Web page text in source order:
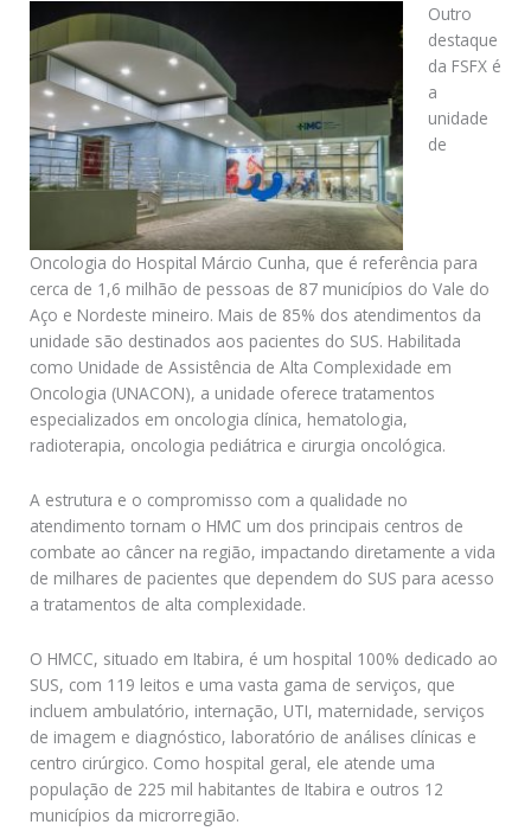
Outro
destaque
da FSFX é
a
unidade
de
Oncologia do Hospital Márcio Cunha, que é referência para
cerca de 1,6 milhão de pessoas de 87 municípios do Vale do
Aço e Nordeste mineiro. Mais de 85% dos atendimentos da
unidade são destinados aos pacientes do SUS. Habilitada
como Unidade de Assistência de Alta Complexidade em
Oncologia (UNACON), a unidade oferece tratamentos
especializados em oncologia clínica, hematologia,
radioterapia, oncologia pediátrica e cirurgia oncológica.
A estrutura e o compromisso com a qualidade no
atendimento tornam o HMC um dos principais centros de
combate ao câncer na região, impactando diretamente a vida
de milhares de pacientes que dependem do SUS para acesso
a tratamentos de alta complexidade.
O HMCC, situado em Itabira, é um hospital 100% dedicado ao
SUS, com 119 leitos e uma vasta gama de serviços, que
incluem ambulatório, internação, UTI, maternidade, serviços
de imagem e diagnóstico, laboratório de análises clínicas e
centro cirúrgico. Como hospital geral, ele atende uma
população de 225 mil habitantes de Itabira e outros 12
municípios da microrregião.